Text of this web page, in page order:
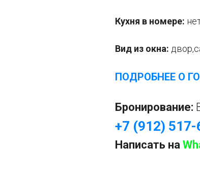
Кухня в номере:
Вид из окна:
ПОДРОБНЕЕ О
Бронирование:
+7 (912)
Написать на